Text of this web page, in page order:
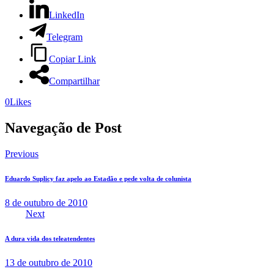
LinkedIn
Telegram
Copiar Link
Compartilhar
0Likes
Navegação de Post
Previous
Eduardo Suplicy faz apelo ao Estadão e pede volta de colunista
8 de outubro de 2010
Next
A dura vida dos teleatendentes
13 de outubro de 2010